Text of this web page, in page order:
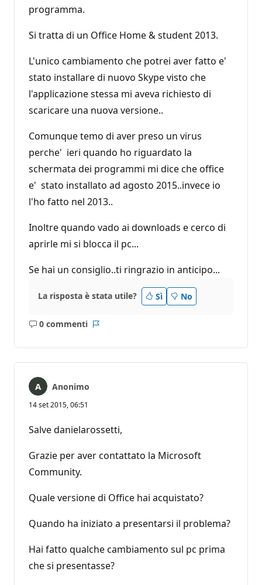
programma.
Si tratta di un Office Home & student 2013.
L'unico cambiamento che potrei aver fatto e'
stato installare di nuovo Skype visto che
l'applicazione stessa mi aveva richiesto di
scaricare una nuova versione..
Comunque temo di aver preso un virus
perche' ieri quando ho riguardato la
schermata dei programmi mi dice che office
e' stato installato ad agosto 2015..invece io
l'ho fatto nel 2013..
Inoltre quando vado ai downloads e cerco di
aprirle mi si blocca il pc...
Se hai un consiglio..ti ringrazio in anticipo...
La risposta è stata utile? Sì No
0 commenti
Nessun
Anonimo
14 set 2015, 06:51
Salve danielarossetti,
Grazie per aver contattato la Microsoft
Community.
Quale versione di Office hai acquistato?
Quando ha iniziato a presentarsi il problema?
Hai fatto qualche cambiamento sul pc prima
che si presentasse?